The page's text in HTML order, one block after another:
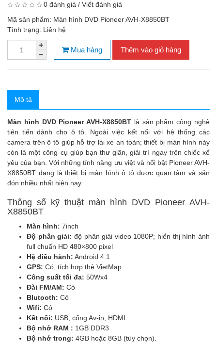
0 đánh giá / Viết đánh giá
Mã sản phẩm: Màn hình DVD Pioneer AVH-X8850BT
Tình trạng: Liên hệ
Mua hàng Thêm vào giỏ hàng
Mô tả
Màn hình DVD Pioneer AVH-X8850BT là sản phẩm công nghệ
tiên tiến dành cho ô tô. Ngoài việc kết nối với hệ thống các
camera trên ô tô giúp hỗ trợ lái xe an toàn; thiết bị màn hình này
còn là một công cụ giúp bạn thư giãn, giải trí ngay trên chiếc xế
yêu của bạn. Với những tính năng ưu việt và nổi bật Pioneer AVH-
X8850BT đang là thiết bị màn hình ô tô được quan tâm và săn
đón nhiều nhất hiện nay.
Thông số kỹ thuật màn hình DVD Pioneer AVH-
X8850BT
Màn hình: 7inch
Độ phân giải: độ phân giải video 1080P; hiển thị hình ảnh
full chuẩn HD 480×800 pixel
Hệ điều hành: Android 4.1
GPS: Có; tích hợp thẻ VietMap
Công suất tối đa: 50Wx4
Đài FM/AM: Có
Blutooth: Có
Wifi: Có
Kết nối: USB, cổng Av-in, HDMI
Bộ nhớ RAM : 1GB DDR3
Bộ nhớ trong: 4GB hoặc 8GB (tùy chọn).